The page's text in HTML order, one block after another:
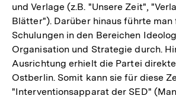
und Verlage (z.B. "Unsere Zeit",
Blätter"). Darüber hinaus führte man
Schulungen in den Bereichen
Organisation und Strategie durch.
Ausrichtung erhielt die Partei
Ostberlin. Somit kann sie für diese
"Interventionsapparat der SED"